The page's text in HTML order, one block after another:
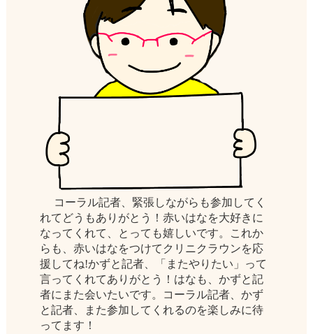
コーラル記者、緊張しながらも参加してく
れてどうもありがとう！赤いはなを大好きに
なってくれて、とっても嬉しいです。これか
らも、赤いはなをつけてクリニクラウンを応
援してね!かずと記者、「またやりたい」って
言ってくれてありがとう！はなも、かずと記
者にまた会いたいです。コーラル記者、かず
と記者、また参加してくれるのを楽しみに待
ってます！